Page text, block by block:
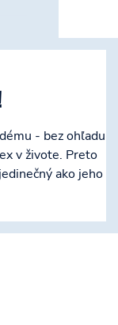
- bez ohľadu
v živote. Preto
ako jeho